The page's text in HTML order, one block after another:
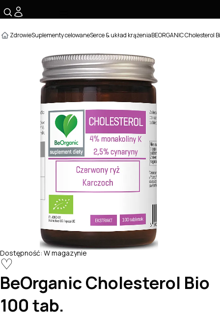
ZdrowieSuplementy celowaneSerce & układ krążeniaBEORGANIC Cholesterol
Dostępność: W magazynie
♡
BeOrganic Cholesterol Bio
100 tab.